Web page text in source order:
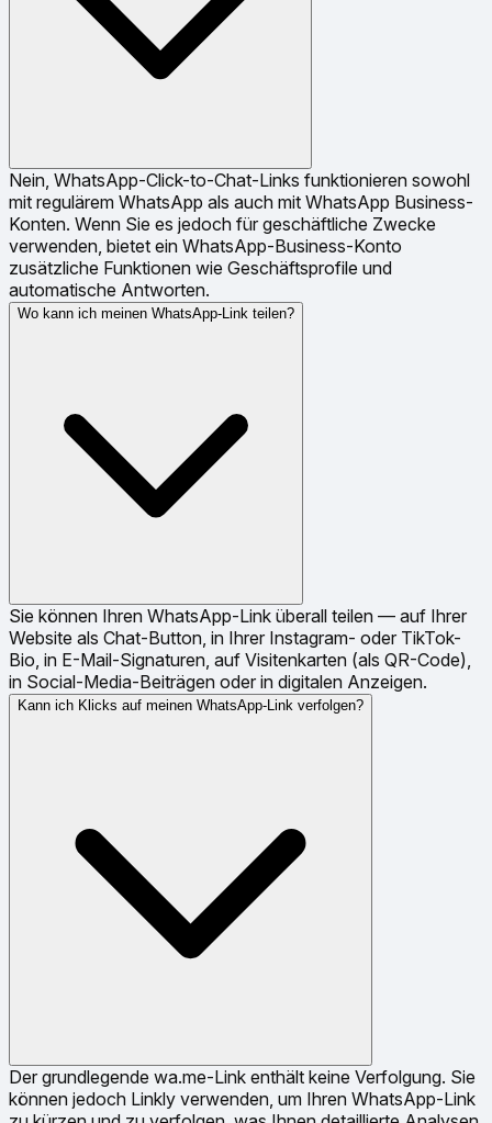
Nein, WhatsApp-Click-to-Chat-Links funktionieren sowohl
mit regulärem WhatsApp als auch mit WhatsApp Business-
Konten. Wenn Sie es jedoch für geschäftliche Zwecke
verwenden, bietet ein WhatsApp-Business-Konto
zusätzliche Funktionen wie Geschäftsprofile und
automatische Antworten.
Wo kann ich meinen WhatsApp-Link teilen?
Sie können Ihren WhatsApp-Link überall teilen — auf Ihrer
Website als Chat-Button, in Ihrer Instagram- oder TikTok-
Bio, in E-Mail-Signaturen, auf Visitenkarten (als QR-Code),
in Social-Media-Beiträgen oder in digitalen Anzeigen.
Kann ich Klicks auf meinen WhatsApp-Link verfolgen?
Der grundlegende wa.me-Link enthält keine Verfolgung. Sie
können jedoch Linkly verwenden, um Ihren WhatsApp-Link